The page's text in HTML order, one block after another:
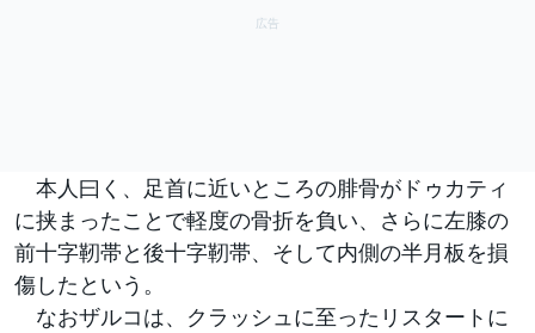
本人曰く、足首に近いところの腓骨がドゥカティ
に挟まったことで軽度の骨折を負い、さらに左膝の
前十字靭帯と後十字靭帯、そして内側の半月板を損
傷したという。
なおザルコは、クラッシュに至ったリスタートに